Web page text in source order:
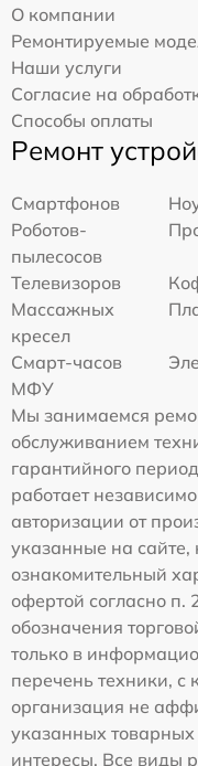
О компании
Ремонтируемые
Наши услуги
Согласие на
Способы оплаты
Ремонт
Смартфонов
Роботов-
пылесосов
Телевизоров
Массажных
кресел
Смарт-часов
МФУ
Мы занимаемся
обслуживанием
гарантийного
работает
авторизации от
указанные на сайте,
ознакомительный
офертой согласно п.
обозначения
только в
перечень техники,
организация не
указанных товарных
интересы. Все виды